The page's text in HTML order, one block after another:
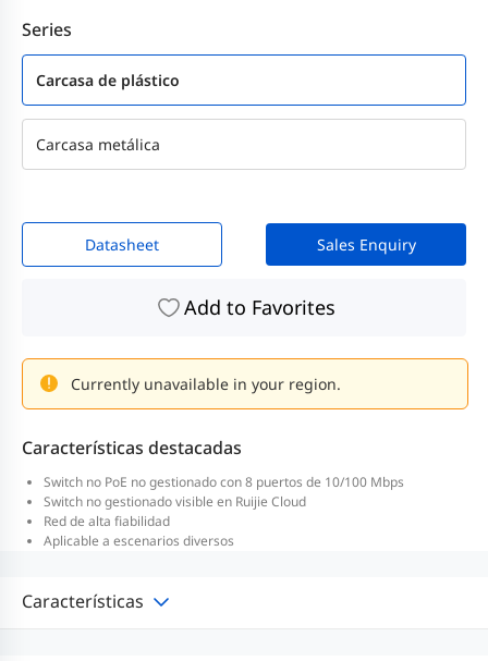
Series
Carcasa de plástico
Carcasa metálica
Datasheet Sales Enquiry
Add to Favorites
Currently unavailable in your region.
Características destacadas
Switch no PoE no gestionado con 8 puertos de 10/100 Mbps
Switch no gestionado visible en Ruijie Cloud
Red de alta fiabilidad
Aplicable a escenarios diversos
Características